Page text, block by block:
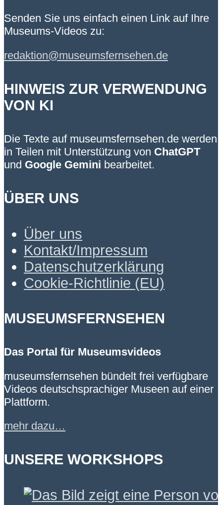
Senden Sie uns einfach einen Link auf Ihre
Museums-Videos zu:
redaktion@museumsfernsehen.de
HINWEIS ZUR VERWENDUNG
VON KI
Die Texte auf museumsfernsehen.de werden
in Teilen mit Unterstützung von ChatGPT
und Google Gemini bearbeitet.
ÜBER UNS
Über uns
Kontakt/Impressum
Datenschutzerklärung
Cookie-Richtlinie (EU)
MUSEUMSFERNSEHEN
Das Portal für Museumsvideos
museumsfernsehen bündelt frei verfügbare
Videos deutschsprachiger Museen auf einer
Plattform.
mehr dazu…
UNSERE WORKSHOPS